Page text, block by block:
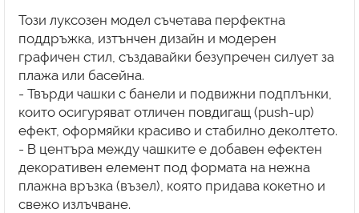
Този луксозен модел съчетава перфектна
поддръжка, изтънчен дизайн и модерен
графичен стил, създавайки безупречен силует за
плажа или басейна.
- Твърди чашки с банели и подвижни подплънки,
които осигуряват отличен повдигащ (push-up)
ефект, оформяйки красиво и стабилно деколтето.
- В центъра между чашките е добавен ефектен
декоративен елемент под формата на нежна
плажна връзка (възел), която придава кокетно и
свежо излъчване.